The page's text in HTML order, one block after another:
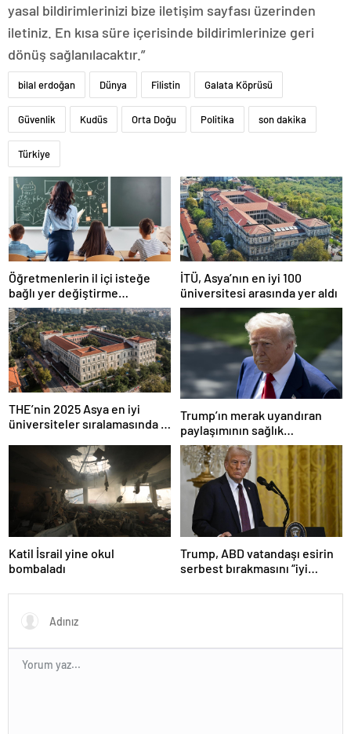
yasal bildirimlerinizi bize iletişim sayfası üzerinden
iletiniz. En kısa süre içerisinde bildirimlerinize geri
dönüş sağlanılacaktır.”
bilal erdoğan Dünya Filistin Galata Köprüsü
Güvenlik Kudüs Orta Doğu Politika son dakika
Türkiye
Öğretmenlerin il içi isteğe
bağlı yer değiştirme
başvuruları ne zaman?
İTÜ, Asya’nın en iyi 100
üniversitesi arasında yer aldı
THE’nin 2025 Asya en iyi
üniversiteler sıralamasında 4
Trump’ın merak uyandıran
paylaşımının sağlık
sistemiyle ilgili kararname
olduğu anlaşıldı
Katil İsrail yine okul
bombaladı
Trump, ABD vatandaşı esirin
serbest bırakmasını “iyi
olarak değerlendirdi